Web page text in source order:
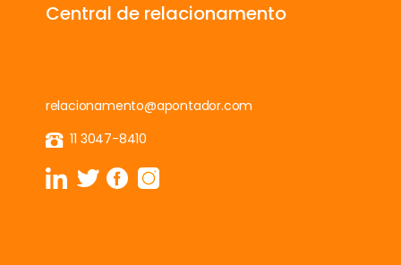
Central de relacionamento
relacionamento@apontador.com
11 3047-8410